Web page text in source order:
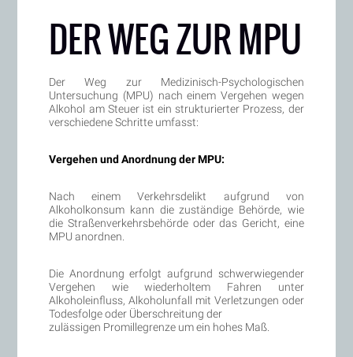
DER WEG ZUR MPU
Der Weg zur Medizinisch-Psychologischen
Untersuchung (MPU) nach einem Vergehen wegen
Alkohol am Steuer ist ein strukturierter Prozess, der
verschiedene Schritte umfasst:
Vergehen und Anordnung der MPU:
Nach einem Verkehrsdelikt aufgrund von
Alkoholkonsum kann die zuständige Behörde, wie
die Straßenverkehrsbehörde oder das Gericht, eine
MPU anordnen.
Die Anordnung erfolgt aufgrund schwerwiegender
Vergehen wie wiederholtem Fahren unter
Alkoholeinfluss, Alkoholunfall mit Verletzungen oder
Todesfolge oder Überschreitung der
zulässigen Promillegrenze um ein hohes Maß.